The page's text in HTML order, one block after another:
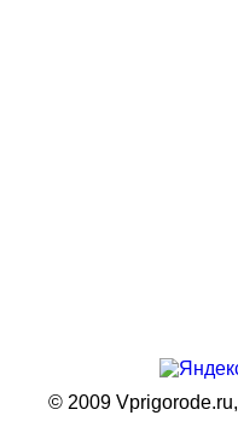
© 2009 Vprigorode.ru,